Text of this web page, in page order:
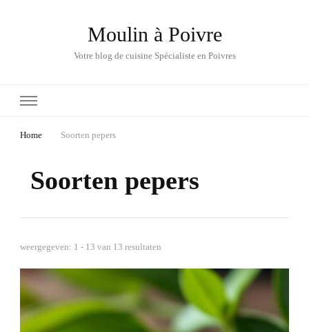
Moulin à Poivre
Votre blog de cuisine Spécialiste en Poivres
Home Soorten pepers
Soorten pepers
weergegeven: 1 - 13 van 13 resultaten